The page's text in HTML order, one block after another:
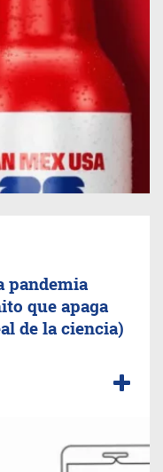
pandemia
que apaga
de la ciencia)